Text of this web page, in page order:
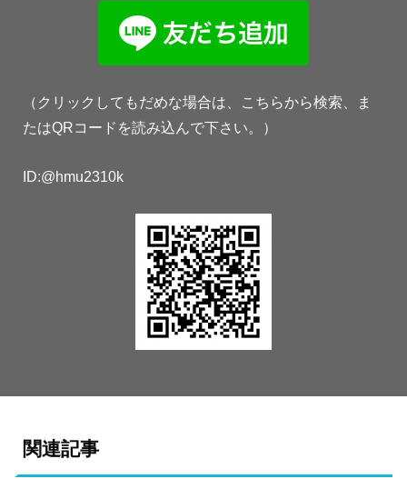
（クリックしてもだめな場合は、こちらから検索、ま
たはQRコードを読み込んで下さい。）
ID:@hmu2310k
関連記事